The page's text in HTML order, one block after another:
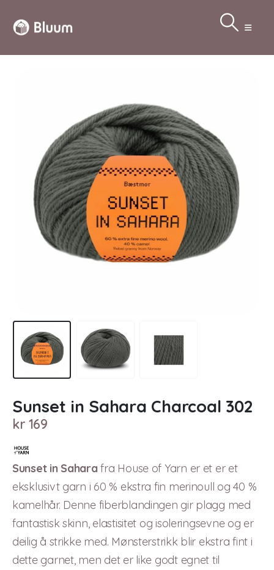
Sunset in Sahara Charcoal 302
kr 169
Sunset in Saharafra House of Yarn er et er et
eksklusivt garn i 60 % ekstra fin merinoull og 40 %
kamelhår. Denne fiberblandingen gir plagg med
fantastisk skinn, elastisitet og isoleringsevne og er
deilig å strikke med. Mønsterstrikk blir ekstra fint i
dette garnet, men det er like godt egnet til